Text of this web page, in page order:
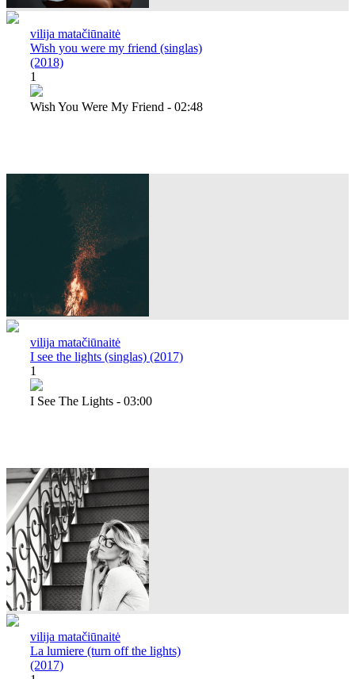
vilija matačiūnaitė
Wish you were my friend (singlas)
(2018)
1
Wish You Were My Friend - 02:48
vilija matačiūnaitė
I see the lights (singlas) (2017)
1
I See The Lights - 03:00
vilija matačiūnaitė
La lumiere (turn off the lights)
(2017)